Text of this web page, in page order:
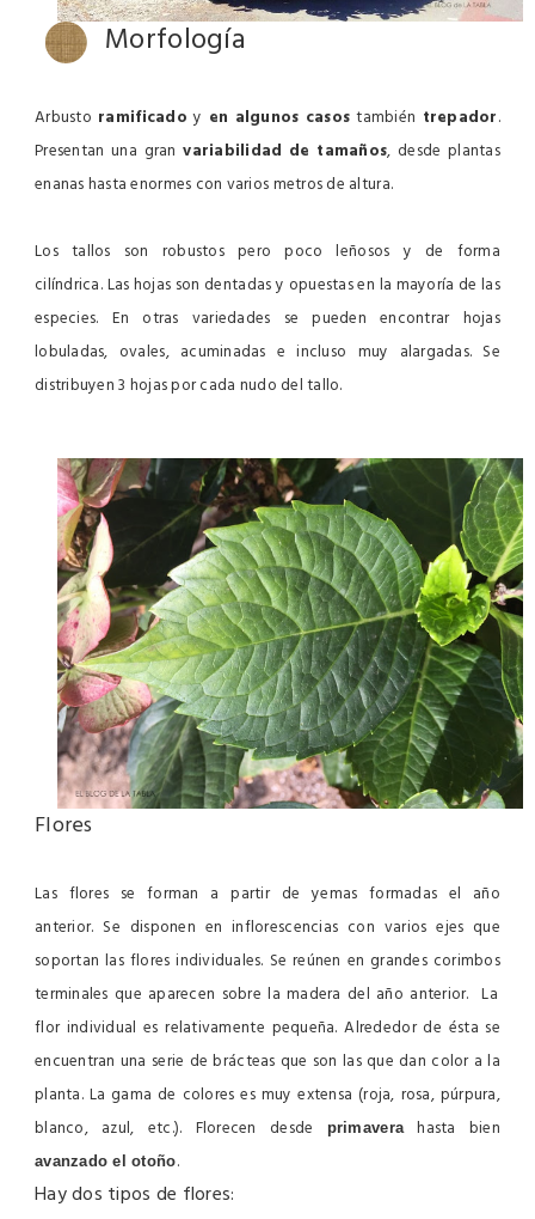
Morfología
Arbusto ramificado y en algunos casos también trepador.
Presentan una granvariabilidad de tamaños, desde plantas
enanas hasta enormes con varios metros de altura.
Los tallos son robustos pero poco leñosos y de forma
cilíndrica.Las hojas son dentadas y opuestas en la mayoría de las
especies. En otras variedades se pueden encontrar hojas
lobuladas, ovales, acuminadas e incluso muy alargadas. Se
distribuyen 3 hojas por cada nudo del tallo.
Flores
Las flores se forman a partir de yemas formadas el año
anterior. Se disponen en inflorescencias con varios ejes que
soportan las flores individuales. Se reúnen en grandes corimbos
terminales que aparecen sobre la madera del año anterior.La
flor individual es relativamente pequeña. Alrededor de ésta se
encuentran una serie debrácteas que son las que dan colora la
planta. La gama de colores es muy extensa (roja, rosa, púrpura,
blanco, azul, etc.). Florecen desde primaverahasta bien
avanzado el otoño.
Hay dos tipos de flores: